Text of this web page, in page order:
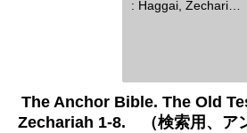
: Haggai, Zechariah
The Anchor Bible. The Old
Zechariah 1-8. （検索用、ア